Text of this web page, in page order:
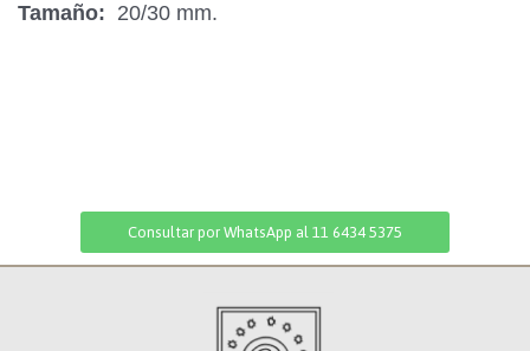
Tamaño: 20/30 mm.
Consultar por WhatsApp al 11 6434 5375